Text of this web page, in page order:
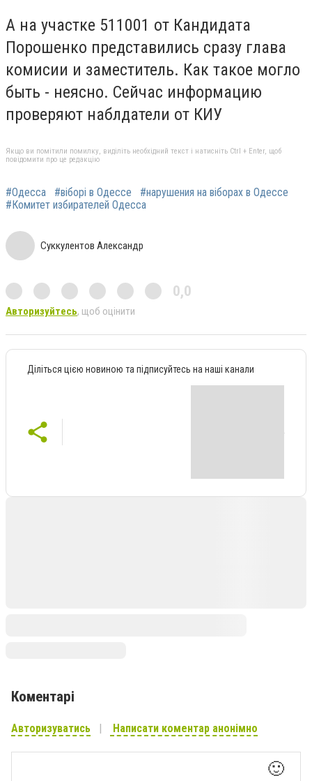
А на участке 511001 от Кандидата
Порошенко представились сразу глава
комисии и заместитель. Как такое могло
быть - неясно. Сейчас информацию
проверяют наблдатели от КИУ
Якщо ви помітили помилку, виділіть необхідний текст і натисніть Ctrl + Enter, щоб
повідомити про це редакцію
#Одесса #віборі в Одессе
#нарушения на віборах в Одессе
#Комитет избирателей Одесса
Суккулентов Александр
0,0
Авторизуйтесь, щоб оцінити
Діліться цією новиною та підписуйтесь на наші канали
Коментарі
Авторизуватись Написати коментар анонімно
🙂